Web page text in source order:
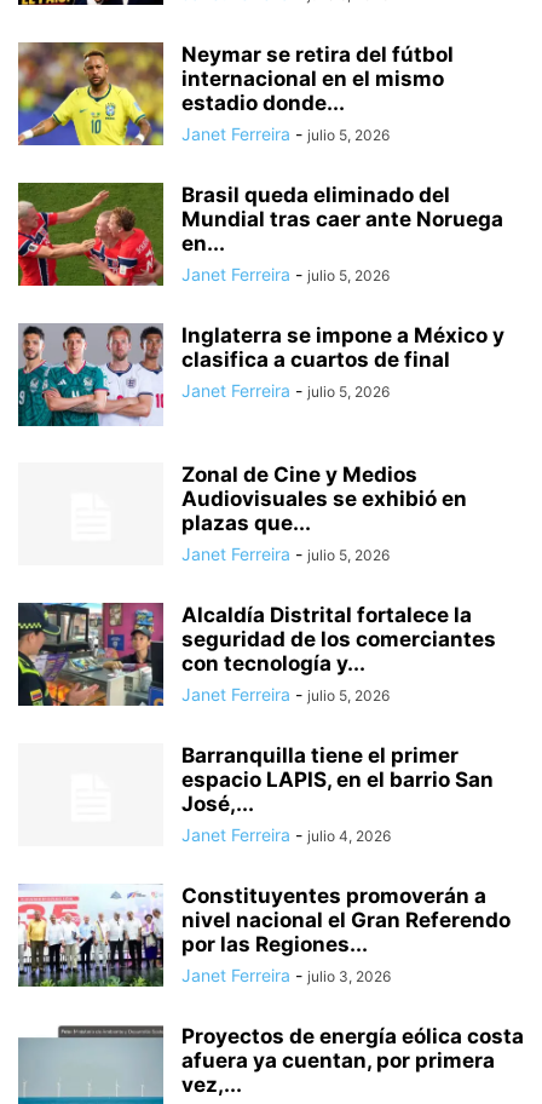
Neymar se retira del fútbol
internacional en el mismo
estadio donde...
Janet Ferreira - julio 5, 2026
Brasil queda eliminado del
Mundial tras caer ante Noruega
en...
Janet Ferreira - julio 5, 2026
Inglaterra se impone a México y
clasifica a cuartos de final
Janet Ferreira - julio 5, 2026
Zonal de Cine y Medios
Audiovisuales se exhibió en
plazas que...
Janet Ferreira - julio 5, 2026
Alcaldía Distrital fortalece la
seguridad de los comerciantes
con tecnología y...
Janet Ferreira - julio 5, 2026
Barranquilla tiene el primer
espacio LAPIS, en el barrio San
José,...
Janet Ferreira - julio 4, 2026
Constituyentes promoverán a
nivel nacional el Gran Referendo
por las Regiones...
Janet Ferreira - julio 3, 2026
Proyectos de energía eólica costa
afuera ya cuentan, por primera
vez,...